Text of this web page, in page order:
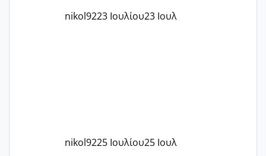
nikol9223 Ιουλίου23 Ιουλ
nikol9225 Ιουλίου25 Ιουλ